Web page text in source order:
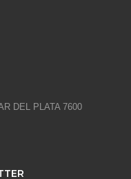
DEL PLATA 7600